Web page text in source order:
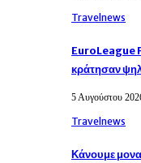
Travelnews
EuroLeague
κράτησαν
5 Αυγούστου
Travelnews
Κάνουμε